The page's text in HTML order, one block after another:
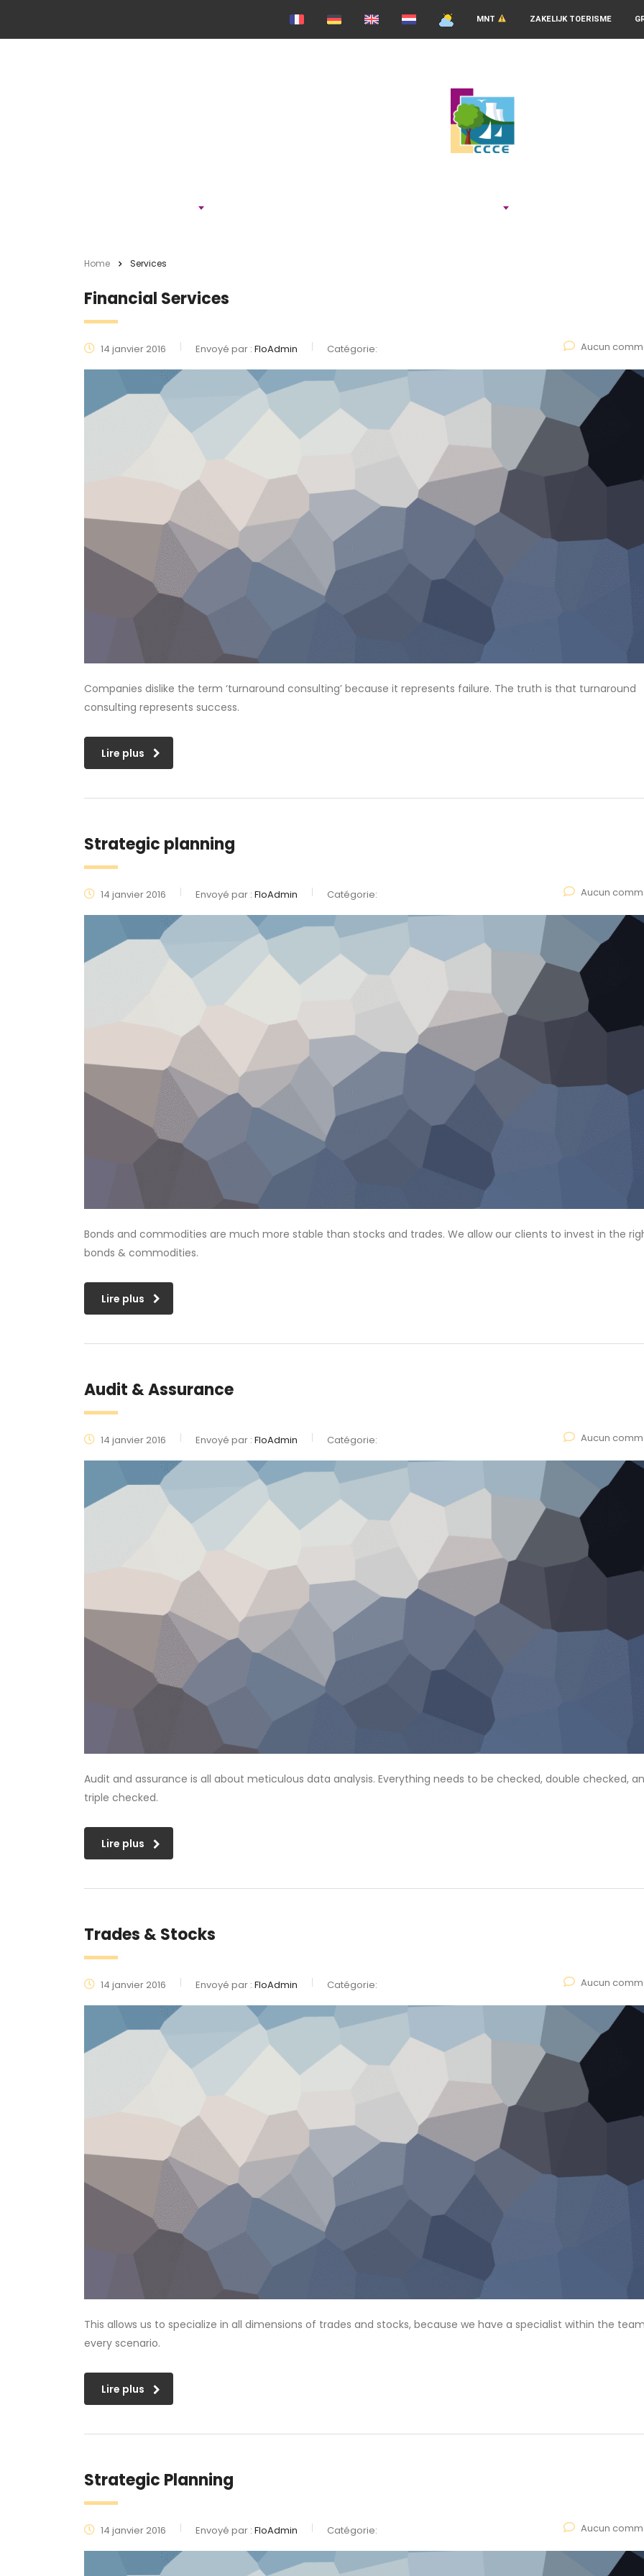
ZAKELIJK TOERISME
MNT
Home Services
Financial Services
14 janvier 2016 Envoyé par : FloAdmin Catégorie: Aucun
Companies dislike the term ‘turnaround consulting’ because it represents failure. The truth is that turnaround
consulting represents success.
Lire plus
Strategic planning
14 janvier 2016 Envoyé par : FloAdmin Catégorie: Aucun
Bonds and commodities are much more stable than stocks and trades. We allow our clients to invest in the
bonds & commodities.
Lire plus
Audit & Assurance
14 janvier 2016 Envoyé par : FloAdmin Catégorie: Aucun
Audit and assurance is all about meticulous data analysis. Everything needs to be checked, double checked,
triple checked.
Lire plus
Trades & Stocks
14 janvier 2016 Envoyé par : FloAdmin Catégorie: Aucun
This allows us to specialize in all dimensions of trades and stocks, because we have a specialist within the
every scenario.
Lire plus
Strategic Planning
14 janvier 2016 Envoyé par : FloAdmin Catégorie: Aucun